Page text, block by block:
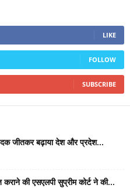
LIKE
FOLLOW
SUBSCRIBE
जीतकर बढ़ाया देश और प्रदेश...
की एसएलपी सुप्रीम कोर्ट ने की...